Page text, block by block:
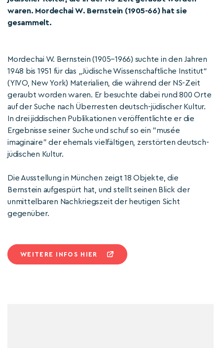
waren. Mordechai W. Bernstein (1905-66) hat sie
gesammelt.
Mordechai W. Bernstein (1905–1966) suchte in den Jahren
1948 bis 1951 für das „Jüdische Wissenschaftliche Institut“
(YIVO, New York) Materialien, die während der NS-Zeit
geraubt worden waren. Er besuchte dabei rund 800 Orte
auf der Suche nach Überresten deutsch-jüdischer Kultur.
In drei jiddischen Publikationen veröffentlichte er die
Ergebnisse seiner Suche und schuf so ein "musée
imaginaire" der ehemals vielfältigen, zerstörten deutsch-
jüdischen Kultur.
Die Ausstellung in München zeigt 18 Objekte, die
Bernstein aufgespürt hat, und stellt seinen Blick der
unmittelbaren Nachkriegszeit der heutigen Sicht
gegenüber.
WEITERE INFOS HIER